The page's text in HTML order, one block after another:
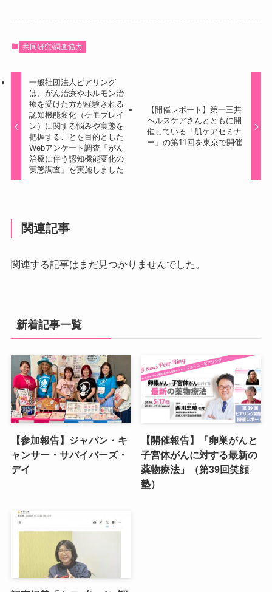
共同研究/調査協力
一般社団法人ピアリング
は、がん治療やホルモン治
療を受けた方が経験される
認知機能変化（ケモブレイ
ン）に関する悩みや実態を
把握することを目的とした
Webアンケート調査「がん
治療に伴う認知機能変化の
実態調査」を実施しました
【開催レポート】第一三共
ヘルスケアさんとともに開
催している「肌ケアセミナ
ー」の第11回を東京で開催
関連記事
関連する記事はまだ見つかりませんでした。
新着記事一覧
【参加報告】ジャパン・キ
ャンサー・サバイバーズ・
デイ
【開催報告】「卵巣がんと
子宮体がんに対する最新の
薬物療法」（第39回笑顔
塾）